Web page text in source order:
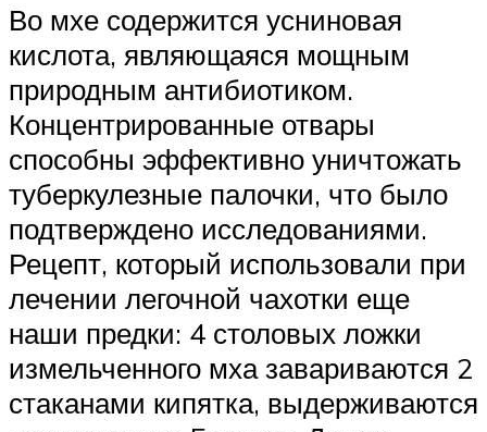
Во мхе содержится усниновая
кислота, являющаяся мощным
природным антибиотиком.
Концентрированные отвары
способны эффективно уничтожать
туберкулезные палочки, что было
подтверждено исследованиями.
Рецепт, который использовали при
лечении легочной чахотки еще
наши предки: 4 столовых ложки
измельченного мха завариваются 2
стаканами кипятка, выдерживаются